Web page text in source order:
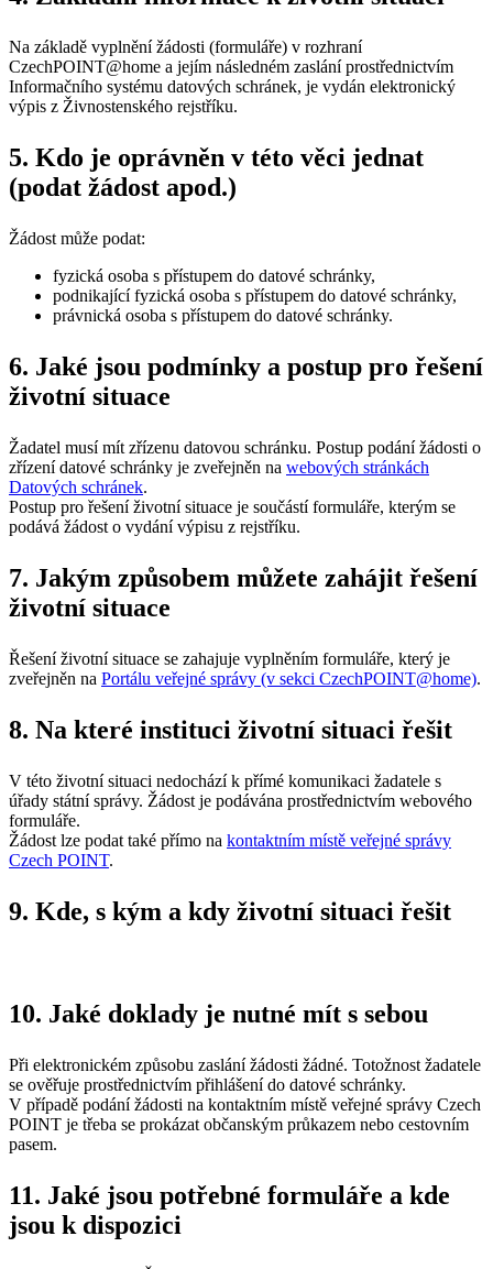
Na základě vyplnění žádosti (formuláře) v rozhraní
CzechPOINT@home a jejím následném zaslání prostřednictvím
Informačního systému datových schránek, je vydán elektronický
výpis z Živnostenského rejstříku.
5. Kdo je oprávněn v této věci jednat
(podat žádost apod.)
Žádost může podat:
fyzická osoba s přístupem do datové schránky,
podnikající fyzická osoba s přístupem do datové schránky,
právnická osoba s přístupem do datové schránky.
6. Jaké jsou podmínky a postup pro řešení
životní situace
Žadatel musí mít zřízenu datovou schránku. Postup podání žádosti o
zřízení datové schránky je zveřejněn na webových stránkách
Datových schránek.
Postup pro řešení životní situace je součástí formuláře, kterým se
podává žádost o vydání výpisu z rejstříku.
7. Jakým způsobem můžete zahájit řešení
životní situace
Řešení životní situace se zahajuje vyplněním formuláře, který je
zveřejněn na Portálu veřejné správy (v sekci CzechPOINT@home).
8. Na které instituci životní situaci řešit
V této životní situaci nedochází k přímé komunikaci žadatele s
úřady státní správy. Žádost je podávána prostřednictvím webového
formuláře.
Žádost lze podat také přímo na kontaktním místě veřejné správy
Czech POINT.
9. Kde, s kým a kdy životní situaci řešit
10. Jaké doklady je nutné mít s sebou
Při elektronickém způsobu zaslání žádosti žádné. Totožnost žadatele
se ověřuje prostřednictvím přihlášení do datové schránky.
V případě podání žádosti na kontaktním místě veřejné správy Czech
POINT je třeba se prokázat občanským průkazem nebo cestovním
pasem.
11. Jaké jsou potřebné formuláře a kde
jsou k dispozici